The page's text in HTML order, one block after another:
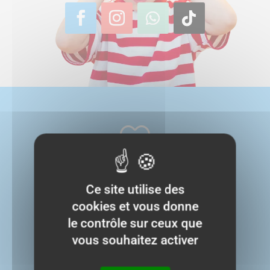

Articles sélectionnés avec soin
Garantis satisfait ou remboursé

Ce site utilise des
cookies et vous donne
le contrôle sur ceux que
vous souhaitez activer